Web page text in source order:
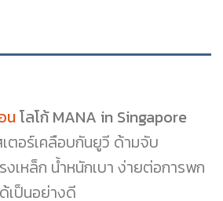
นโลโก้ MANA in Singapore
ตอร์เคลือบกันยูวี ด้ามจับ
เหล็ก น้ำหนักเบา ง่ายต่อการพก
เป็นอย่างดี